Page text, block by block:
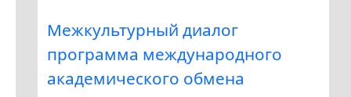
Межкультурный диалог
программа международного
академического обмена